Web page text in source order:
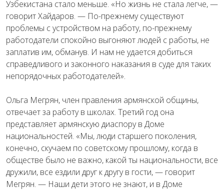
Узбекистана стало меньше. «Но жизнь не стала легче, —
говорит Хайдаров. — По-прежнему существуют
проблемы с устройством на работу, по-прежнему
работодатели спокойно выгоняют людей с работы, не
заплатив им, обманув. И нам не удается добиться
справедливого и законного наказания в суде для таких
непорядочных работодателей».
Ольга Мегрян, член правления армянской общины,
отвечает за работу в школах. Третий год она
представляет армянскую диаспору в Доме
национальностей. «Мы, люди старшего поколения,
конечно, скучаем по советскому прошлому, когда в
обществе было не важно, какой ты национальности, все
дружили, все ездили друг к другу в гости, — говорит
Мегрян. — Наши дети этого не знают, и в Доме